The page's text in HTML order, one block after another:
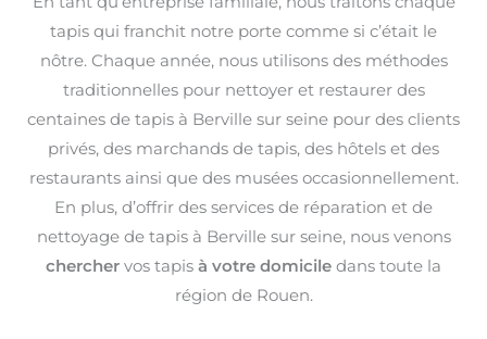
tapis qui franchit notre porte comme si c’était le
nôtre. Chaque année, nous utilisons des méthodes
traditionnelles pour nettoyer et restaurer des
centaines de tapis à Berville sur seine pour des clients
privés, des marchands de tapis, des hôtels et des
restaurants ainsi que des musées occasionnellement.
En plus, d’offrir des services de réparation et de
nettoyage de tapis à Berville sur seine, nous venons
chercher vos tapis à votre domicile dans toute la
région de Rouen.